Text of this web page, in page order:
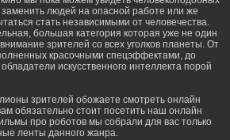
людей на опасной работе или же
стать независимыми от человечества.
большая категория которая уже не один
зрителей со всех уголков планеты. От
красочными спецэффектами, до
искусственного интеллекта порой
зрителей обожаете смотреть онлайн
обязательно стоит посетить наш онлайн
про роботов мы собрали для вас только
ленты данного жанра.